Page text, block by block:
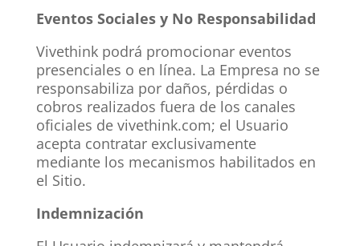
Eventos Sociales y No Responsabilidad
Vivethink podrá promocionar eventos
presenciales o en línea. La Empresa no se
responsabiliza por daños, pérdidas o
cobros realizados fuera de los canales
oficiales de vivethink.com; el Usuario
acepta contratar exclusivamente
mediante los mecanismos habilitados en
el Sitio.
Indemnización